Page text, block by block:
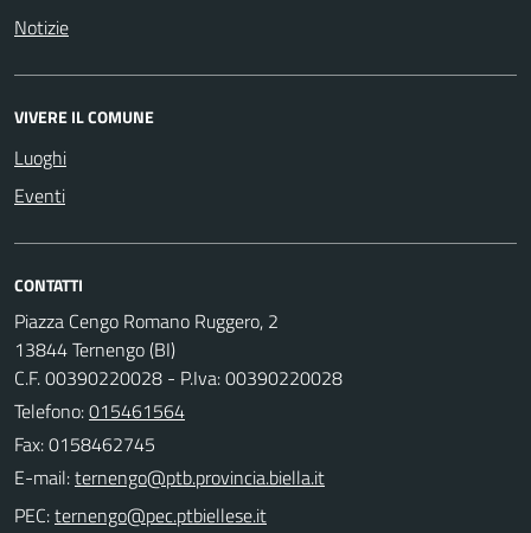
Notizie
VIVERE IL COMUNE
Luoghi
Eventi
CONTATTI
Piazza Cengo Romano Ruggero, 2
13844 Ternengo (BI)
C.F. 00390220028 - P.Iva: 00390220028
Telefono:015461564
Fax: 0158462745
E-mail:
PEC: